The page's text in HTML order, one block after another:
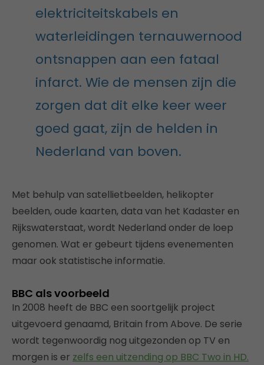
elektriciteitskabels en
waterleidingen ternauwernood
ontsnappen aan een fataal
infarct. Wie de mensen zijn die
zorgen dat dit elke keer weer
goed gaat, zijn de helden in
Nederland van boven.
Met behulp van satellietbeelden, helikopter
beelden, oude kaarten, data van het Kadaster en
Rijkswaterstaat, wordt Nederland onder de loep
genomen. Wat er gebeurt tijdens evenementen
maar ook statistische informatie.
BBC als voorbeeld
In 2008 heeft de BBC een soortgelijk project
uitgevoerd genaamd, Britain from Above. De serie
wordt tegenwoordig nog uitgezonden op TV en
morgen is er zelfs een uitzending op BBC Two in HD.